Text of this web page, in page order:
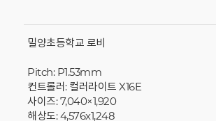
밀양초등학교 로비
Pitch: P1.53mm
컨트롤러: 컬러라이트 X16E
사이즈: 7,040×1,920
해상도: 4,576x1,248